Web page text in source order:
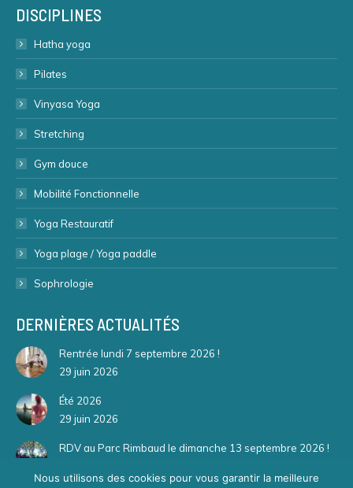
DISCIPLINES
Hatha yoga
Pilates
Vinyasa Yoga
Stretching
Gym douce
Mobilité Fonctionnelle
Yoga Restauratif
Yoga plage / Yoga paddle
Sophrologie
DERNIÈRES ACTUALITÉS
Rentrée lundi 7 septembre 2026 !
29 juin 2026
Été 2026
29 juin 2026
RDV au Parc Rimbaud le dimanche 13 septembre 2026 !
Nous utilisons des cookies pour vous garantir la meilleure